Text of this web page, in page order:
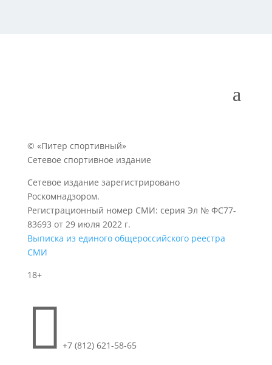
© «Питер спортивный»
Сетевое спортивное издание
Сетевое издание зарегистрировано
Роскомнадзором.
Регистрационный номер СМИ: серия Эл № ФС77-
83693 от 29 июля 2022 г.
Выписка из единого общероссийского реестра
СМИ
18+
 +7 (812) 621-58-65